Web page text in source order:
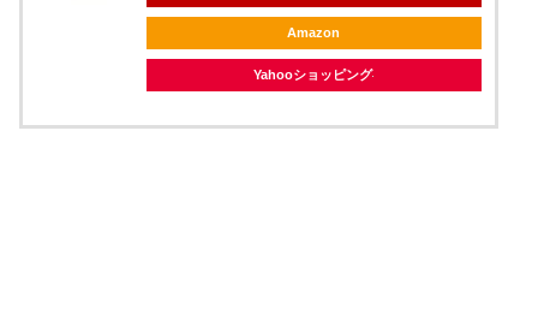
Amazon
Yahooショッピング